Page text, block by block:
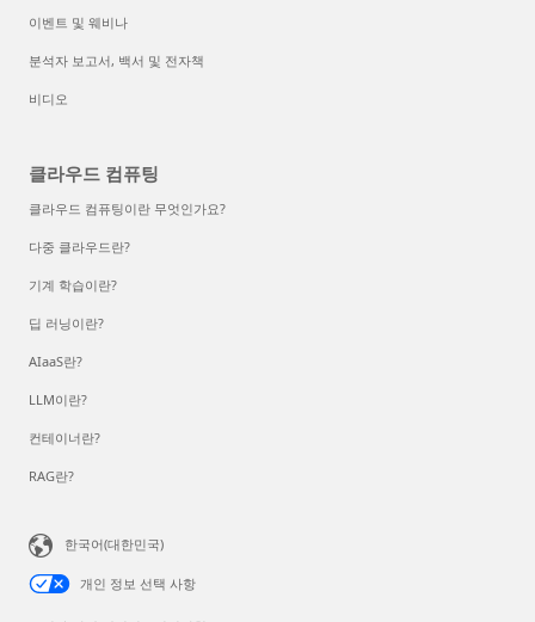
이벤트 및 웨비나
분석자 보고서, 백서 및 전자책
비디오
클라우드 컴퓨팅
클라우드 컴퓨팅이란 무엇인가요?
다중 클라우드란?
기계 학습이란?
딥 러닝이란?
AIaaS란?
LLM이란?
컨테이너란?
RAG란?
한국어(대한민국)
개인 정보 선택 사항